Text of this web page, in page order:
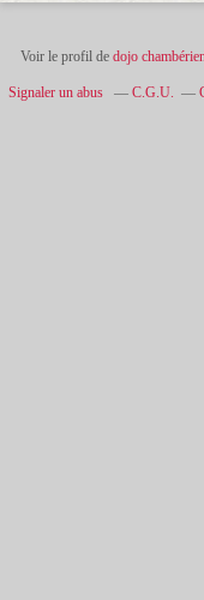
Voir le profil de dojo
Signaler un abus C.G.U.